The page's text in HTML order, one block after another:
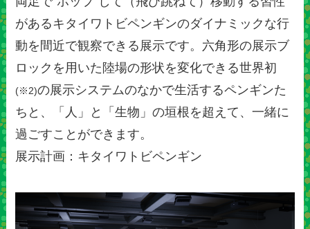
があるキタイワトビペンギンのダイナミックな行
動を間近で観察できる展示です。六角形の展示ブ
ロックを用いた陸場の形状を変化できる世界初
(※2)の展示システムのなかで生活するペンギンた
ちと、「人」と「生物」の垣根を超えて、一緒に
過ごすことができます。
展示計画：キタイワトビペンギン